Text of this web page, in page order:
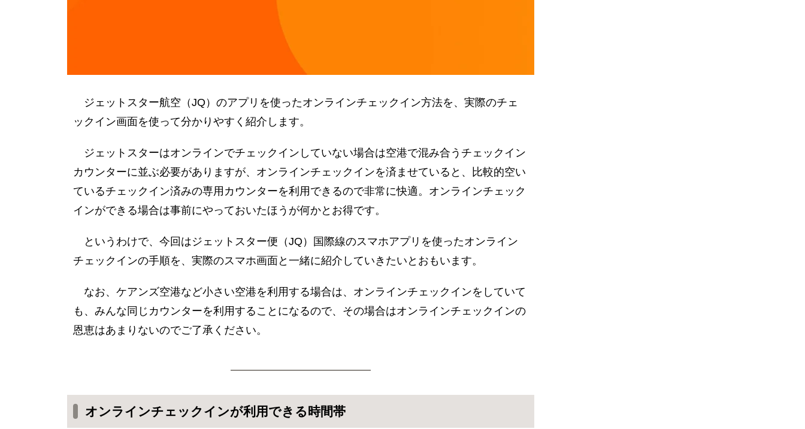
ジェットスター航空（JQ）のアプリを使ったオンラインチェックイン方法を、実際のチェ
ックイン画面を使って分かりやすく紹介します。
ジェットスターはオンラインでチェックインしていない場合は空港で混み合うチェックイン
カウンターに並ぶ必要がありますが、オンラインチェックインを済ませていると、比較的空い
ているチェックイン済みの専用カウンターを利用できるので非常に快適。オンラインチェック
インができる場合は事前にやっておいたほうが何かとお得です。
というわけで、今回はジェットスター便（JQ）国際線のスマホアプリを使ったオンライン
チェックインの手順を、実際のスマホ画面と一緒に紹介していきたいとおもいます。
なお、ケアンズ空港など小さい空港を利用する場合は、オンラインチェックインをしていて
も、みんな同じカウンターを利用することになるので、その場合はオンラインチェックインの
恩恵はあまりないのでご了承ください。
オンラインチェックインが利用できる時間帯